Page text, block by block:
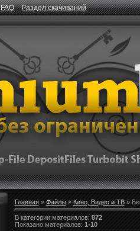
FAQ Раздел скачиваний
Главная» Файлы» Кино, Видео и ТВ»
В категории материалов: 872
Показано материалов: 1-10